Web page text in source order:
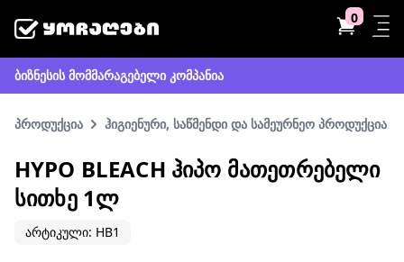
0
ბიზნესის მომმარაგებელი კომპანია
პროდუქცია ჰიგიენური, საწმენდი და სამეურნეო პროდუქცია
HYPO BLEACH ᲰᲘᲞᲝ ᲛᲐᲗᲔᲗᲠᲔᲑᲔᲚᲘ
ᲡᲘᲗᲮᲔ 1Ლ
არტიკული: HB1